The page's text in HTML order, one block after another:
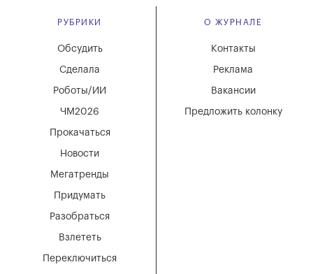
РУБРИКИ
Мегатренды
Придумать
Разобраться
Взлететь
Новости
Переключиться
Обсудить
Сделала
Роботы/ИИ
ЧМ2026
Прокачаться
О ЖУРНАЛЕ
Вакансии
Реклама
Контакты
Предложить колонку